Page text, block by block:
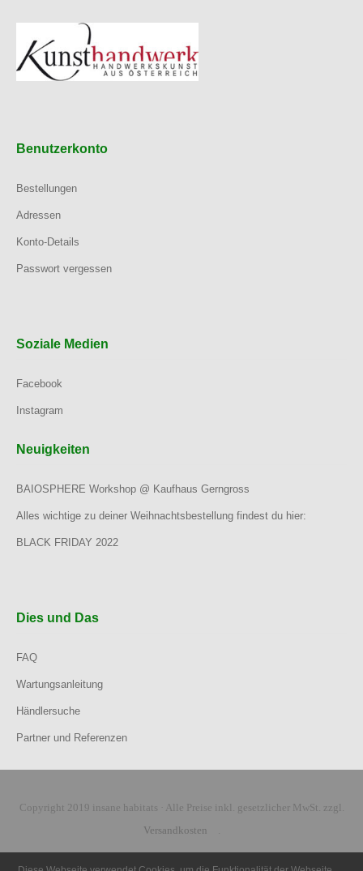
Benutzerkonto
Bestellungen
Adressen
Konto-Details
Passwort vergessen
Soziale Medien
Facebook
Instagram
Neuigkeiten
BAIOSPHERE Workshop @ Kaufhaus Gerngross
Alles wichtige zu deiner Weihnachtsbestellung findest du hier:
BLACK FRIDAY 2022
Dies und Das
FAQ
Wartungsanleitung
Händlersuche
Partner und Referenzen
Copyright 2019 insane habitats · Alle Preise inkl. gesetzlicher MwSt. zzgl.
Versandkosten
.